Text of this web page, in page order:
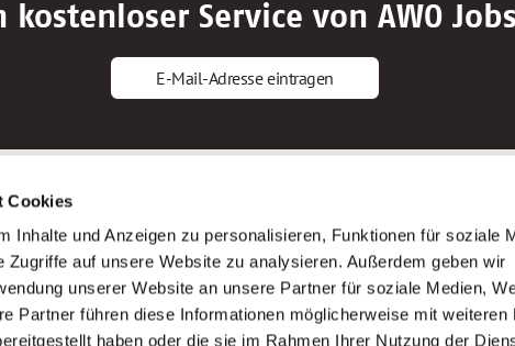
Cookies
Inhalte und Anzeigen zu personalisieren, Funktionen für soziale
Zugriffe auf unsere Website zu analysieren. Außerdem geben wir
unserer Website an unsere Partner für soziale Medien,
Partner führen diese Informationen möglicherweise mit weiteren
haben oder die sie im Rahmen Ihrer Nutzung der
kostenloser Service von AWO
E-Mail-Adresse eintragen
Altenpfleger*in
Krankenpfleger*in
Altenpflegehelfer*in
Erzieher*in
AWO Gliederungen nach Bundesland
Stellenangebote nach Bundesländern
Sitemap
Impressum
Datenschutz